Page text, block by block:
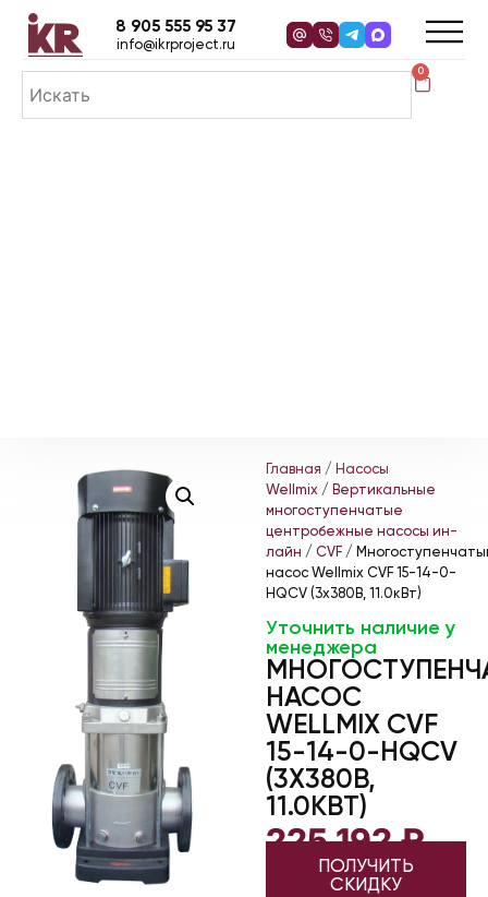
0
8 905 555 95 37
info@ikrproject.ru
Главная / Насосы
Wellmix / Вертикальные
многоступенчатые
центробежные насосы ин-
лайн / CVF /
насос Wellmix CVF 15-14-0-
HQCV (3х380В, 11.0кВт)
Уточнить наличие у
менеджера
НАСОС
WELLMIX CVF
15-14-0-HQCV
(3Х380В,
11.0КВТ)
225 192₽
ПОЛУЧИТЬ
СКИДКУ